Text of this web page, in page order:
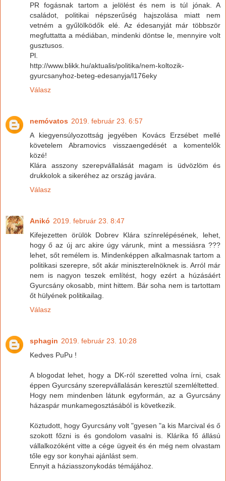
PR fogásnak tartom a jelölést és nem is túl jónak. A
családot, politikai népszerűség hajszolása miatt nem
vetném a gyűlölködők elé. Az édesanyját már többször
megfuttatta a médiában, mindenki döntse le, mennyire volt
gusztusos.
Pl.
http://www.blikk.hu/aktualis/politika/nem-koltozik-
gyurcsanyhoz-beteg-edesanyja/l176eky
Válasz
nemóvatos 2019. február 23. 6:57
A kiegyensúlyozottság jegyében Kovács Erzsébet mellé
követelem Abramovics visszaengedését a komentelők
közé!
Klára asszony szerepvállalását magam is üdvözlöm és
drukkolok a sikeréhez az ország javára.
Válasz
Anikó 2019. február 23. 8:47
Kifejezetten örülök Dobrev Klára színrelépésének, lehet,
hogy ő az új arc akire úgy várunk, mint a messiásra ???
lehet, sőt remélem is. Mindenképpen alkalmasnak tartom a
politikasi szerepre, sőt akár miniszterelnöknek is. Arról már
nem is nagyon teszek említést, hogy ezért a húzásáért
Gyurcsány okosabb, mint hittem. Bár soha nem is tartottam
őt hülyének politikailag.
Válasz
sphagin 2019. február 23. 10:28
Kedves PuPu !
A blogodat lehet, hogy a DK-ról szeretted volna írni, csak
éppen Gyurcsány szerepvállalásán keresztül szemléltetted.
Hogy nem mindenben látunk egyformán, az a Gyurcsány
házaspár munkamegosztásából is következik.
Köztudott, hogy Gyurcsány volt "gyesen "a kis Marcival és ő
szokott főzni is és gondolom vasalni is. Klárika fő állású
vállalkozóként vitte a cége ügyeit és én még nem olvastam
tőle egy sor konyhai ajánlást sem.
Ennyit a háziasszonykodás témájához.